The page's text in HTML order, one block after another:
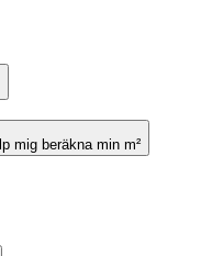
mig beräkna min m²